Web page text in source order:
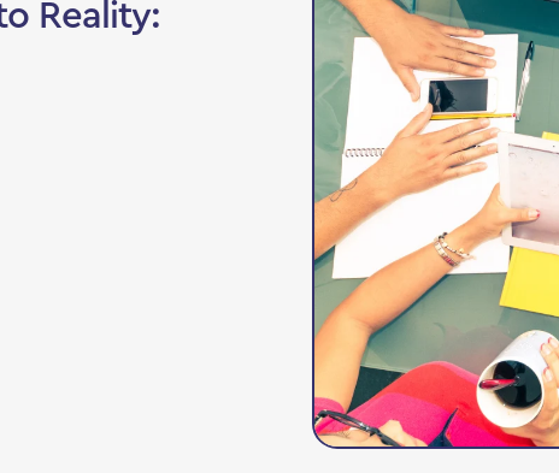
Reality: